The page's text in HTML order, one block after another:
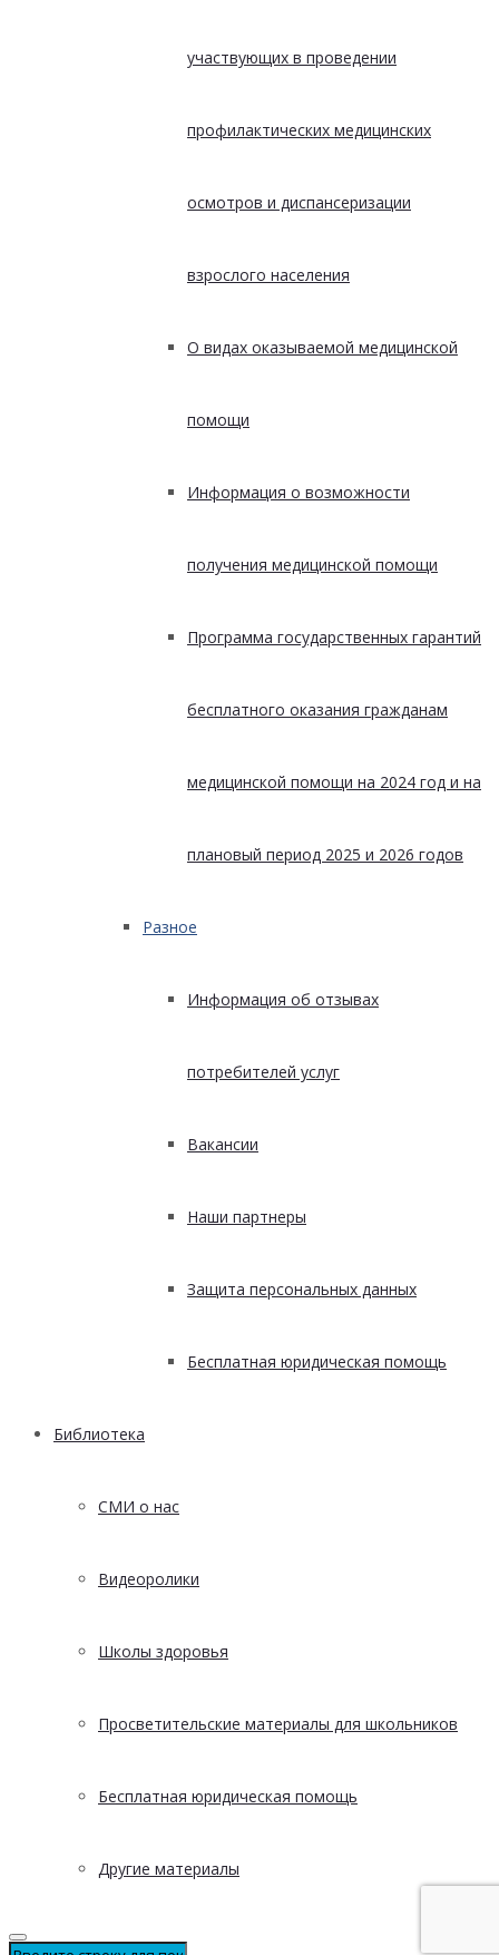
участвующих в проведении
профилактических медицинских
осмотров и диспансеризации
взрослого населения
О видах оказываемой медицинской
помощи
Информация о возможности
получения медицинской помощи
Программа государственных гарантий
бесплатного оказания гражданам
медицинской помощи на 2024 год и на
плановый период 2025 и 2026 годов
Разное
Информация об отзывах
потребителей услуг
Вакансии
Наши партнеры
Защита персональных данных
Бесплатная юридическая помощь
Библиотека
СМИ о нас
Видеоролики
Школы здоровья
Просветительские материалы для школьников
Бесплатная юридическая помощь
Другие материалы